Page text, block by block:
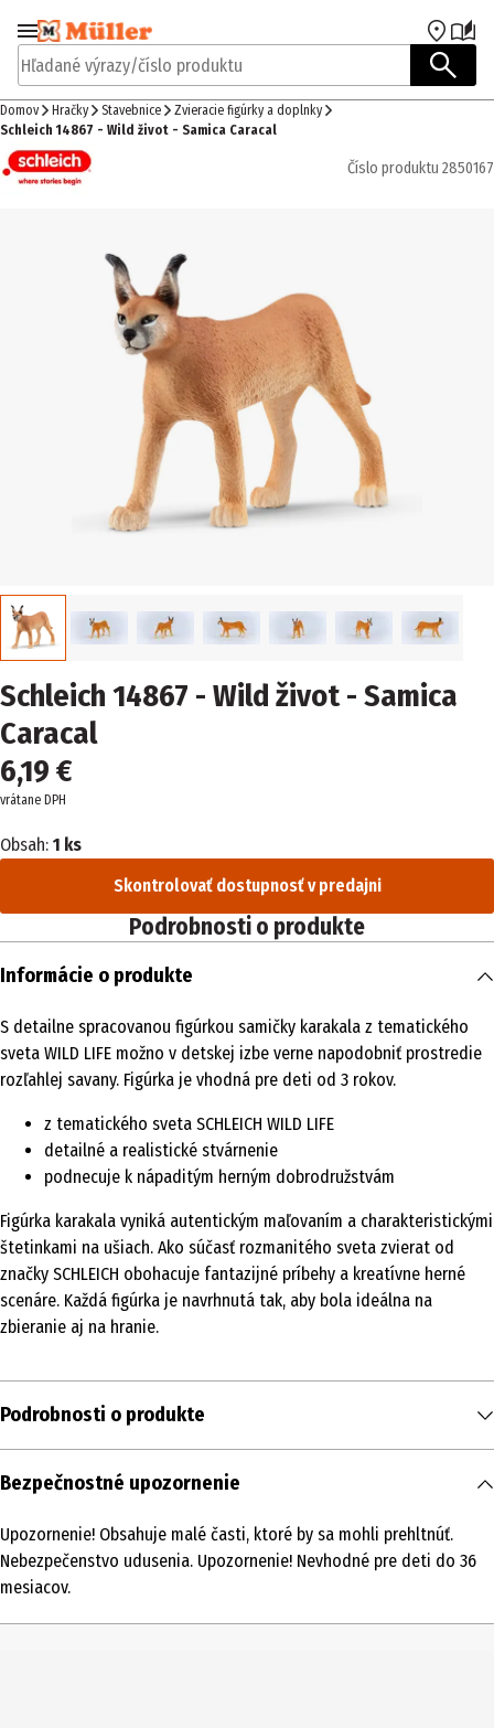
Prejsť na navigáciu
Prejsť na hlavný obsah
Hľadané výrazy/číslo produktu
Domov Hračky Stavebnice
Zvieracie figúrky a doplnky
Schleich 14867 - Wild život - Samica Caracal
Číslo produktu 2850167
Schleich 14867 - Wild život - Samica
Caracal
6,19 €
vrátane DPH
Obsah: 1 ks
Skontrolovať dostupnosť v predajni
Podrobnosti o produkte
Informácie o produkte
S detailne spracovanou figúrkou samičky karakala z tematického
sveta WILD LIFE možno v detskej izbe verne napodobniť prostredie
rozľahlej savany. Figúrka je vhodná pre deti od 3 rokov.
z tematického sveta SCHLEICH WILD LIFE
detailné a realistické stvárnenie
podnecuje k nápaditým herným dobrodružstvám
Figúrka karakala vyniká autentickým maľovaním a charakteristickými
štetinkami na ušiach. Ako súčasť rozmanitého sveta zvierat od
značky SCHLEICH obohacuje fantazijné príbehy a kreatívne herné
scenáre. Každá figúrka je navrhnutá tak, aby bola ideálna na
zbieranie aj na hranie.
Podrobnosti o produkte
Obsah
Typ produktu
Iné svety zvierat
Vekové odporúčanie od
Bezpečnostné upozornenie
Upozornenie! Obsahuje malé časti, ktoré by sa mohli prehltnúť.
Nebezpečenstvo udusenia. Upozornenie! Nevhodné pre deti do 36
mesiacov.